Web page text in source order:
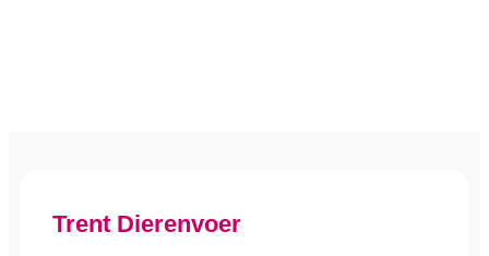
Trent Dierenvoer